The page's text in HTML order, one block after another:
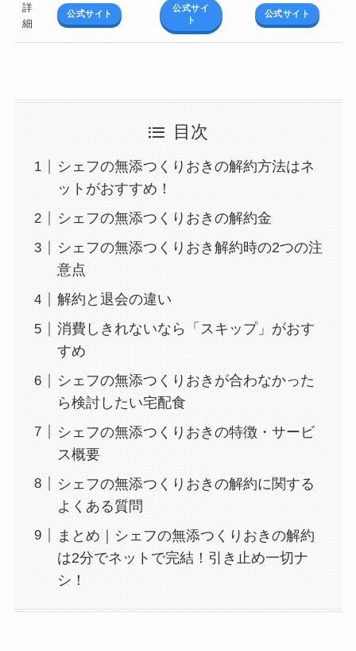
詳
細
公式サイト
公式サイ
ト
公式サイト
目次
シェフの無添つくりおきの解約方法はネ
ットがおすすめ！
シェフの無添つくりおきの解約金
シェフの無添つくりおき解約時の2つの注
意点
解約と退会の違い
消費しきれないなら「スキップ」がおす
すめ
シェフの無添つくりおきが合わなかった
ら検討したい宅配食
シェフの無添つくりおきの特徴・サービ
ス概要
シェフの無添つくりおきの解約に関する
よくある質問
まとめ｜シェフの無添つくりおきの解約
は2分でネットで完結！引き止め一切ナ
シ！